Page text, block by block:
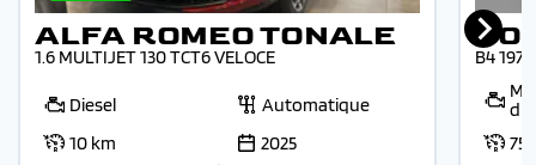
ALFA ROMEO TONALE
1.6 MULTIJET 130 TCT6 VELOCE
Diesel
Automatique
10 km
2025
B4 197